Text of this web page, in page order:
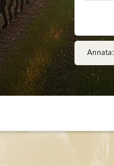
Annata: